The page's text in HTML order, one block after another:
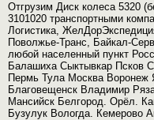
Отгрузим Диск колеса 5320
3101020 транспортными
Логистика,
Поволжье-Транс, Байкал-
любой населенный пункт
Балашиха Сыктывкар Псков
Пермь Тула Москва Воронеж
Благовещенск Владимир
Мансийск Белгород. Орёл.
Бузулук Вологда. Кемерово